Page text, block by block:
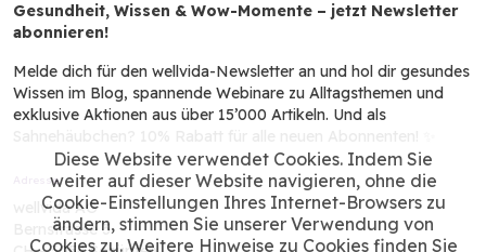
Diese Website verwendet Cookies. Indem Sie
weiter auf dieser Website navigieren, ohne die
Cookie-Einstellungen Ihres Internet-Browsers zu
ändern, stimmen Sie unserer Verwendung von
Cookies zu. Weitere Hinweise zu Cookies finden Sie
Gesundheit, Wissen & Wow-Momente – jetzt Newsletter
abonnieren!
Melde dich für den wellvida-Newsletter an und hol dir gesundes
Wissen im Blog, spannende Webinare zu Alltagsthemen und
exklusive Aktionen aus über 15’000 Artikeln. Und als
Adresse
wellvida AG
Bernstrasse 3